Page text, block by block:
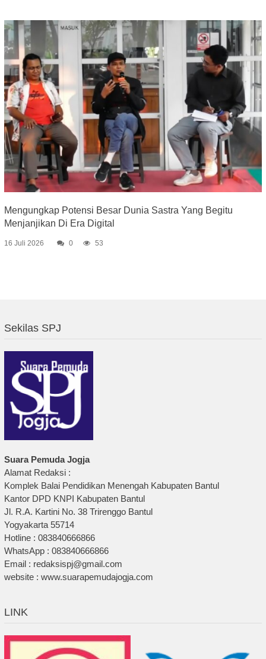
Mengungkap Potensi Besar Dunia Sastra Yang Begitu
Menjanjikan Di Era Digital
16 Juli 2026 0 53
Sekilas SPJ
Suara Pemuda Jogja
Alamat Redaksi :
Komplek Balai Pendidikan Menengah Kabupaten Bantul
Kantor DPD KNPI Kabupaten Bantul
Jl. R.A. Kartini No. 38 Trirenggo Bantul
Yogyakarta 55714
Hotline : 083840666866
WhatsApp : 083840666866
Email : redaksispj@gmail.com
website : www.suarapemudajogja.com
LINK